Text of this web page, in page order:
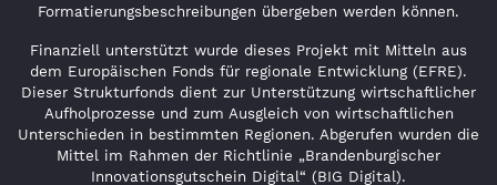
Formatierungsbeschreibungen übergeben werden können.
Finanziell unterstützt wurde dieses Projekt mit Mitteln aus
dem Europäischen Fonds für regionale Entwicklung (EFRE).
Dieser Strukturfonds dient zur Unterstützung wirtschaftlicher
Aufholprozesse und zum Ausgleich von wirtschaftlichen
Unterschieden in bestimmten Regionen. Abgerufen wurden die
Mittel im Rahmen der Richtlinie „Brandenburgischer
Innovationsgutschein Digital“ (BIG Digital).